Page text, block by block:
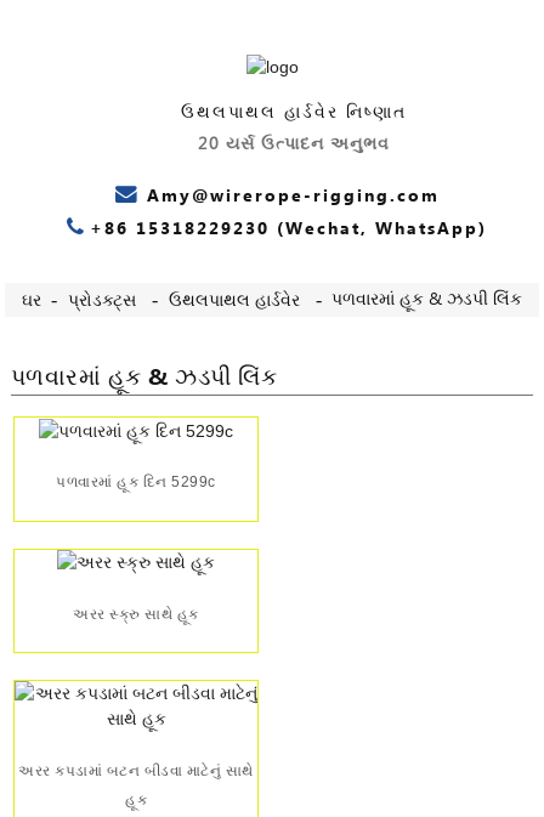
ઉથલપાથલ હાર્ડવેર નિષ્ણાત
20 યર્સ ઉત્પાદન અનુભવ
Amy@wirerope-rigging.com
+86 15318229230 (Wechat, WhatsApp)
ઘર પ્રોડક્ટ્સ ઉથલપાથલ હાર્ડવેર પળવારમાં હૂક & ઝડપી લિંક
પળવારમાં હૂક & ઝડપી લિંક
પળવારમાં હૂક દિન 5299c
અરર સ્ક્રુ સાથે હૂક
અરર કપડામાં બટન બીડવા માટેનું સાથે
હૂક